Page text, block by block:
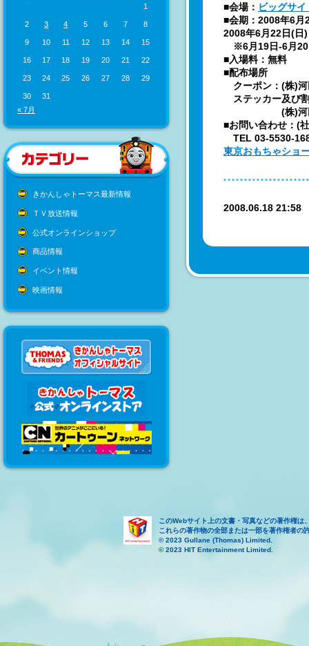
1
2 3 4 5 6 7 8
9 10 11 12 13 14 15
16 17 18 19 20 21 22
23 24 25 26 27 28 29
30
31
« 7月
きかんしゃトーマス最新情報
ＴＶ放送情報
公式オンラインショップ
商品情報
イベント情報
映画情報
■会場： ビッグサイ
■会期：2008年6
2008年6月22日(日
※6月19日-6月20
■入場料：無料
■配布場所
クーポン：(株)河
ステッカー及び
(株)河田のブ
■お問い合わせ：(
TEL 03-5530-
東京おもちゃショ
2008.06.18
このWebサイト上の文書・写真などの著作権は
これらの著作物の全部または一部を著作権者の
© 2023 Gullane (Thomas) Limited.
© 2023 HIT Entertainment Limited.